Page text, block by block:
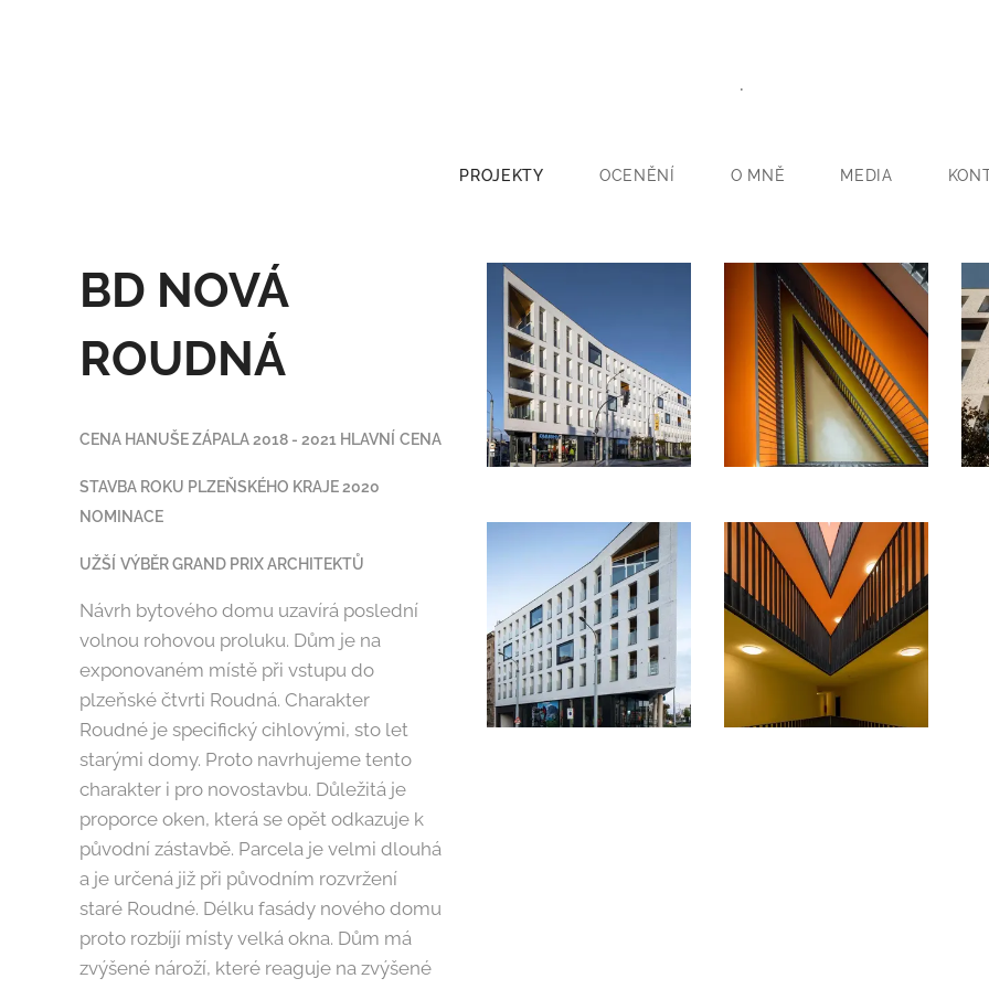
.
PROJEKTY OCENĚNÍ O MNĚ MEDIA
BD NOVÁ
ROUDNÁ
CENA HANUŠE ZÁPALA 2018 - 2021 HLAVNÍ CENA
STAVBA ROKU PLZEŇSKÉHO KRAJE 2020
NOMINACE
UŽŠÍ VÝBĚR GRAND PRIX ARCHITEKTŮ
Návrh bytového domu uzavírá poslední
volnou rohovou proluku. Dům je na
exponovaném místě při vstupu do
plzeňské čtvrti Roudná. Charakter
Roudné je specifický cihlovými, sto let
starými domy. Proto navrhujeme tento
charakter i pro novostavbu. Důležitá je
proporce oken, která se opět odkazuje k
původní zástavbě. Parcela je velmi dlouhá
a je určená již při původním rozvržení
staré Roudné. Délku fasády nového domu
proto rozbíjí místy velká okna. Dům má
zvýšené nároží, které reaguje na zvýšené